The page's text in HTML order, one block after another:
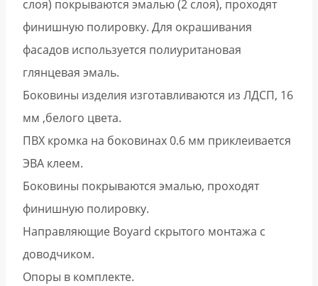
слоя) покрываются эмалью (2 слоя), проходят
финишную полировку. Для окрашивания
фасадов используется полиуритановая
глянцевая эмаль.
Боковины изделия изготавливаются из ЛДСП, 16
мм ,белого цвета.
ПВХ кромка на боковинах 0.6 мм приклеивается
ЭВА клеем.
Боковины покрываются эмалью, проходят
финишную полировку.
Направляющие Boyard скрытого монтажа с
доводчиком.
Опоры в комплекте.